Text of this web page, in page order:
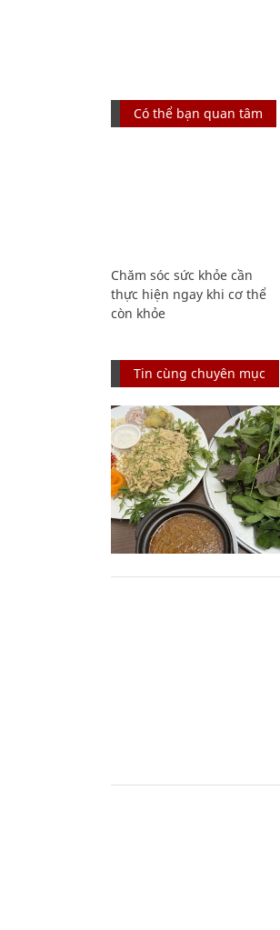
Có thể bạn quan tâm
Chăm sóc sức khỏe cần
thực hiện ngay khi cơ thể
còn khỏe
Tin cùng chuyên mục